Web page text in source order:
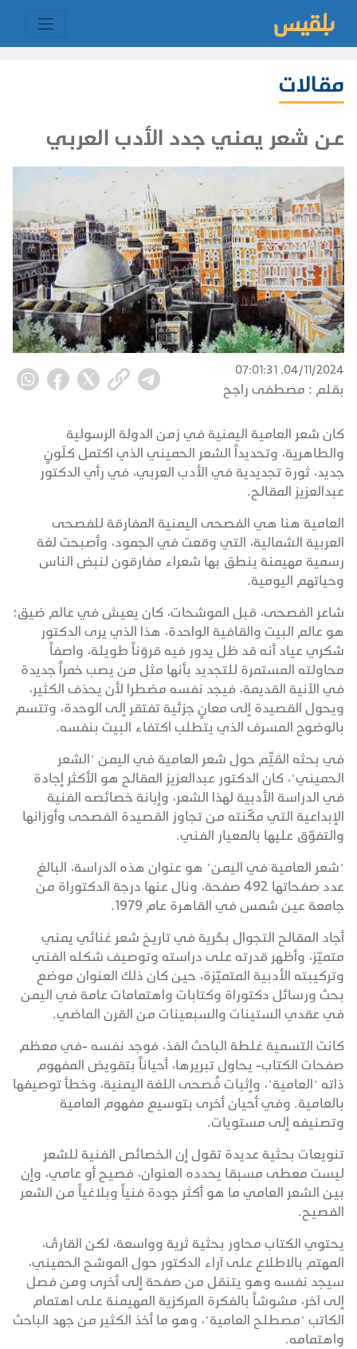
مقالات
عن شعر يمني جدد الأدب العربي
04/11/2024, 07:01:31
بقلم : مصطفى راجح
كان شعر العامية اليمنية في زمن الدولة الرسولية
والطاهرية، وتحديداً الشعر الحميني الذي اكتمل كلَونٍ
جديد، ثورة تجديدية في الأدب العربي، في رأي الدكتور
عبدالعزيز المقالح.
العامية هنا هي الفصحى اليمنية المفارقة للفصحى
العربية الشمالية، التي وقعت في الجمود، وأصبحت لغة
رسمية مهيمنة ينطق بها شعراء مفارقون لنبض الناس
وحياتهم اليومية.
شاعر الفصحى، قبل الموشحات، كان يعيش في عالم ضيق؛
هو عالم البيت والقافية الواحدة، هذا الذي يرى الدكتور
شكري عياد أنه قد ظل يدور فيه قروَناً طويلة، واصفاً
محاولته المستمرة للتجديد بأنها مثل من يصب خمراً جديدة
في الآنية القديمة، فيجد نفسه مضطرا لأن يحذف الكثير،
ويحول القصيدة إلى معانٍ جزئية تفتقر إلى الوحدة، وتتسم
بالوضوح المسرف الذي يتطلب اكتفاء البيت بنفسه.
في بحثه القيِّم حول شعر العامية في اليمن "الشعر
الحميني"، كان الدكتور عبدالعزيز المقالح هو الأكثر إجادة
في الدراسة الأدبية لهذا الشعر، وإبانة خصائصه الفنية
الإبداعية التي مكّنته من تجاوز القصيدة الفصحى وأوزانها
والتفوّق عليها بالمعيار الفني.
"شعر العامية في اليمن" هو عنوان هذه الدراسة، البالغ
عدد صفحاتها 492 صفحة، ونال عنها درجة الدكتوراة من
جامعة عين شمس في القاهرة عام 1979.
أجاد المقالح التجوال بحُرية في تاريخ شعر غنائي يمني
متميّز، وأظهر قدرته على دراسته وتوصيف شكله الفني
وتركيبته الأدبية المتميّزة، حين كان ذلك العنوان موضع
بحث ورسائل دكتوراة وكتابات واهتمامات عامة في اليمن
في عقدي الستينات والسبعينات من القرن الماضي.
كانت التسمية غلطة الباحث الفذ، فوجد نفسه -في معظم
صفحات الكتاب- يحاول تبريرها، أحياناً بتقويض المفهوم
ذاته "العامية"، وإثبات فُصحى اللغة اليمنية، وخطأ توصيفها
بالعامية. وفي أحيان أخرى بتوسيع مفهوم العامية
وتصنيفه إلى مستويات.
تنويعات بحثية عديدة تقول إن الخصائص الفنية للشعر
ليست معطى مسبقا يحدده العنوان، فصيح أو عامي، وإن
بين الشعر العامي ما هو أكثر جودة فنياً وبلاغياً من الشعر
الفصيح.
يحتوي الكتاب محاور بحثية ثرية وواسعة، لكن القارئ،
المهتم بالاطلاع على آراء الدكتور حول الموشح الحميني،
سيجد نفسه وهو يتنقل من صفحة إلى أخرى ومن فصل
إلى آخر، مشوشاً بالفكرة المركزية المهيمنة على اهتمام
الكاتب "مصطلح العامية"، وهو ما أخذ الكثير من جهد الباحث
واهتمامه.